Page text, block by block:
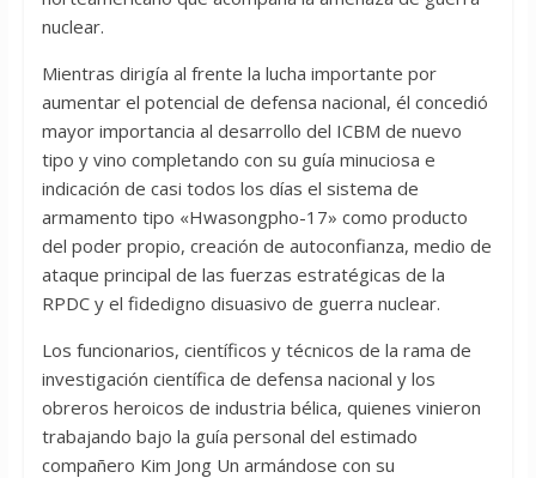
nuclear.
Mientras dirigía al frente la lucha importante por
aumentar el potencial de defensa nacional, él concedió
mayor importancia al desarrollo del ICBM de nuevo
tipo y vino completando con su guía minuciosa e
indicación de casi todos los días el sistema de
armamento tipo «Hwasongpho-17» como producto
del poder propio, creación de autoconfianza, medio de
ataque principal de las fuerzas estratégicas de la
RPDC y el fidedigno disuasivo de guerra nuclear.
Los funcionarios, científicos y técnicos de la rama de
investigación científica de defensa nacional y los
obreros heroicos de industria bélica, quienes vinieron
trabajando bajo la guía personal del estimado
compañero Kim Jong Un armándose con su